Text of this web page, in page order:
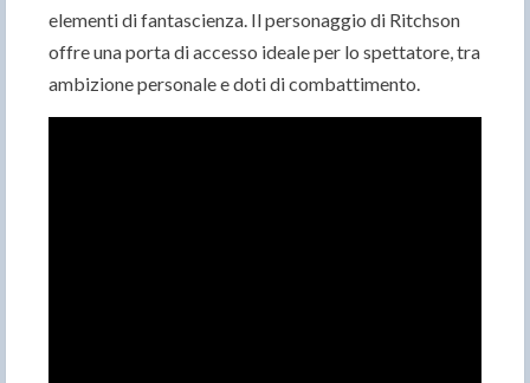
elementi di fantascienza. Il personaggio di Ritchson
offre una porta di accesso ideale per lo spettatore, tra
ambizione personale e doti di combattimento.